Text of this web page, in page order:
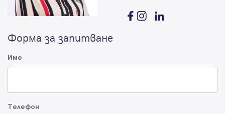
Форма за запитване
Име
Телефон